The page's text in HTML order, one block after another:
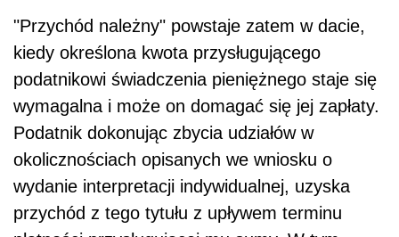
momencie powstanie obowiązek podatkowy.
Strony umów cywilnoprawnych co do zasady
mogą swobodnie ustalać terminy spełnienia
świadczeń. Nie oznacza to jednak, jak twierdzi
organ interpretacyjny, niedopuszczalnej
ingerencji w powstanie obowiązku
podatkowego. Stanowisko, że kwoty należne
winny być utożsamianie z wymagalnymi